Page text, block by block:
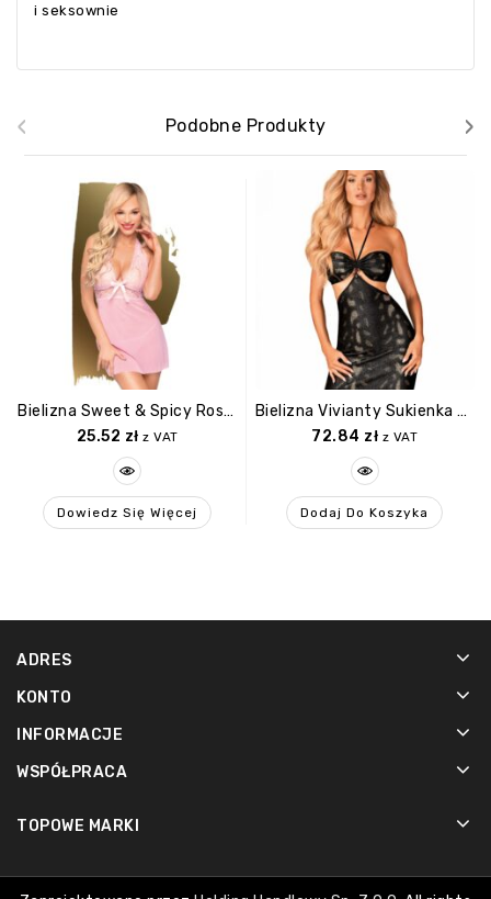
i seksownie
Podobne Produkty
Bielizna Sweet & Spicy Rose S/M PENTHOUSE
25.52 zł z VAT
Dowiedz Się Więcej
Bielizna Vivianty Sukienka XS/S
72.84 zł z VAT
Dodaj Do Koszyka
‹ ›
ADRES
KONTO
INFORMACJE
WSPÓŁPRACA
TOPOWE MARKI